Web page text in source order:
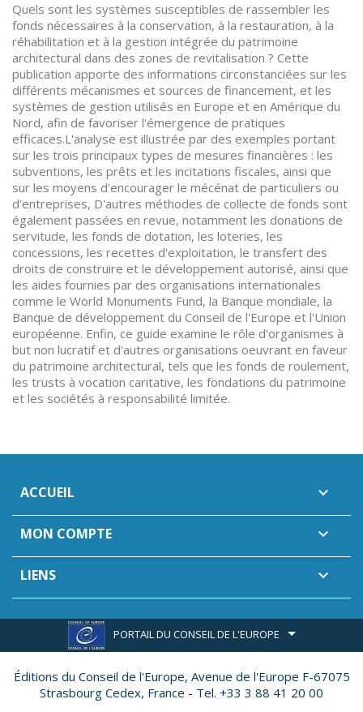
Quels sont les systèmes susceptibles de rassembler les
fonds nécessaires à la conservation, à la restauration, à la
réhabilitation et à la gestion intégrée du patrimoine
architectural dans des zones de revitalisation ? Cette
publication apporte des informations circonstanciées sur les
différents mécanismes et sources de financement, et les
systèmes de gestion utilisés en Europe et en Amérique du
Nord, afin de favoriser l'émergence de pratiques
efficaces.L'analyse est illustrée par des exemples portant
sur les trois principaux types de mesures financières : les
subventions, les prêts et les incitations fiscales, ainsi que
sur les moyens d'encourager le mécénat de particuliers ou
d'entreprises, D'autres méthodes de collecte de fonds sont
également passées en revue, notamment les donations de
servitude, les fonds de dotation, les loteries, les
concessions, les recettes d'exploitation, le transfert des
droits de construire et le développement autorisé, ainsi que
les aides fournies par des organisations internationales
comme le World Monuments Fund, la Banque mondiale, la
Banque de développement du Conseil de l'Europe et l'Union
européenne. Enfin, ce guide examine le rôle d'organismes à
but non lucratif et d'autres organisations oeuvrant en faveur
du patrimoine architectural, tels que les fonds de roulement,
les trusts à vocation caritative, les fondations du patrimoine
et les sociétés à responsabilité limitée.
ACCUEIL 
MON COMPTE 
LIENS 
PORTAIL DU CONSEIL DE L'EUROPE
Éditions du Conseil de l'Europe, Avenue de l'Europe F-67075
Strasbourg Cedex, France - Tel. +33 3 88 41 20 00